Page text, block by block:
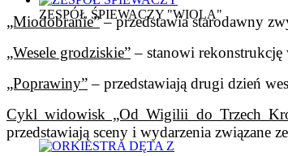
ZESPÓŁ ŚPIEWACZY "WIOLA"
„Miodobranie”– przedstawia starodawny
„Wesele grodziskie”– stanowi rekonstrukcję
„Poprawiny”– przedstawiają drugi dzień
Cykl widowisk „Od Wigilii do Trzech
przedstawiają sceny i wydarzenia związane